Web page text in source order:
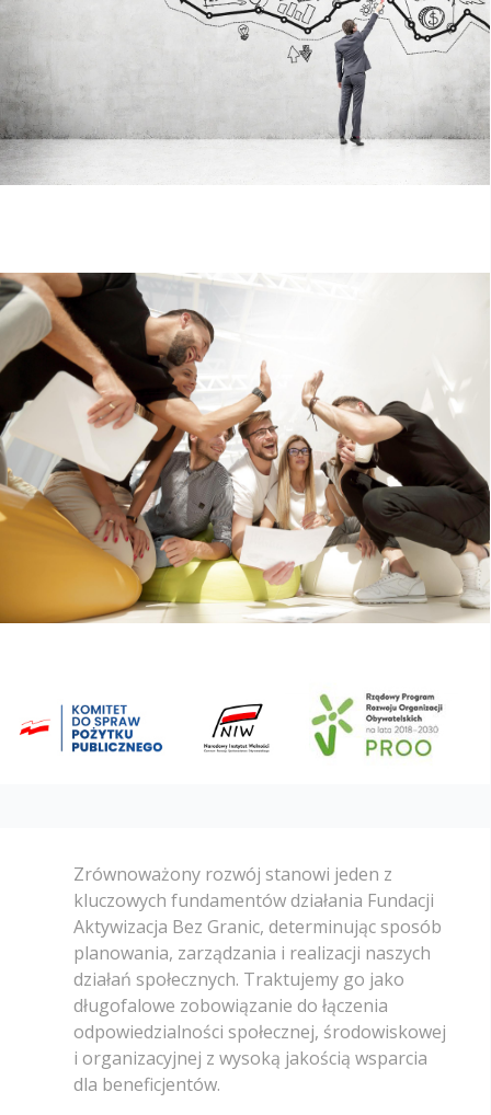
Zrównoważony rozwój stanowi jeden z
kluczowych fundamentów działania Fundacji
Aktywizacja Bez Granic, determinując sposób
planowania, zarządzania i realizacji naszych
działań społecznych. Traktujemy go jako
długofalowe zobowiązanie do łączenia
odpowiedzialności społecznej, środowiskowej
i organizacyjnej z wysoką jakością wsparcia
dla beneficjentów.